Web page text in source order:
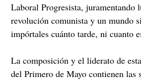
Laboral Progresista, juramentando
revolución comunista y un mundo
impórtales cuánto tarde, ni cuanto
La composición y el liderato de
del Primero de Mayo contienen las